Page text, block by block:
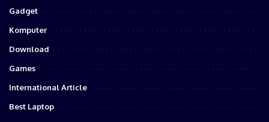
Gadget
Komputer
Download
Games
International Article
Best Laptop